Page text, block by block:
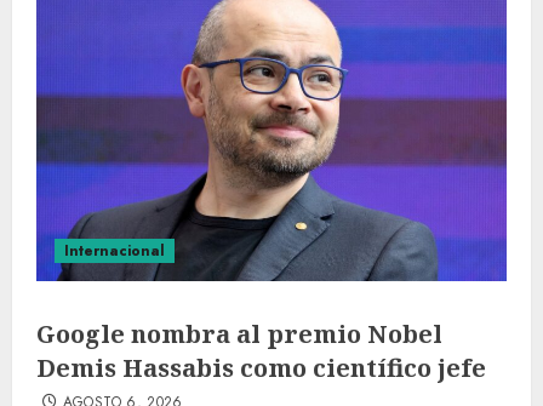
Internacional
Google nombra al premio Nobel
Demis Hassabis como científico jefe